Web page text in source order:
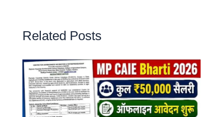
Related Posts